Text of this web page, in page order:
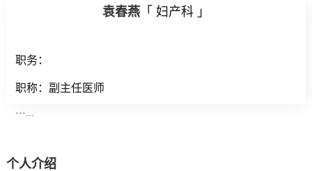
袁春燕「 妇产科 」
职务：
职称：副主任医师
···...
个人介绍